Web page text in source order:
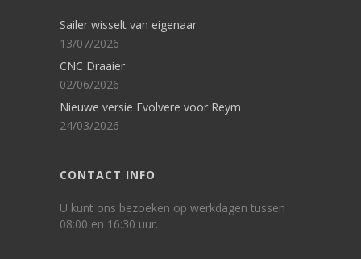
Sailer wisselt van eigenaar
13/07/2026
CNC Draaier
02/06/2026
Nieuwe versie Evolvere voor Reym
24/03/2026
CONTACT INFO
U kunt ons bezoeken op werkdagen tussen
08:00 en 16:30 uur.